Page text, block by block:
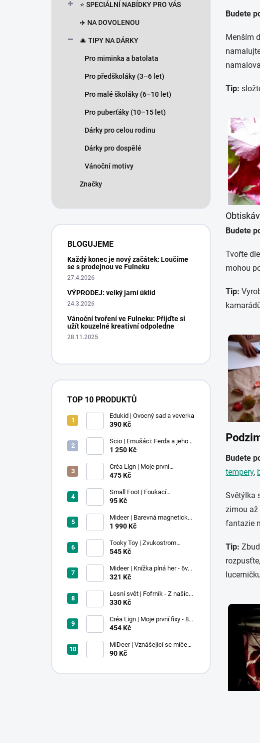
⭐ SPECIÁLNÍ NABÍDKY PRO VÁS
✈️ NA DOVOLENOU
🎄 TIPY NA DÁRKY
Pro miminka a batolata
Pro předškoláky (3–6 let)
Pro malé školáky (6–10 let)
Pro puberťáky (10–15 let)
Dárky pro celou rodinu
Dárky pro dospělé
Vánoční motivy
Značky
BLOGUJEME
Každý konec je nový začátek: Loučíme
se s prodejnou ve Fulneku
27.4.2026
VÝPRODEJ: velký jarní úklid
24.3.2026
Vánoční tvoření ve Fulneku: Přijďte si
užít kouzelné kreativní odpoledne
28.11.2025
TOP 10 PRODUKTŮ
Edukid | Ovocný sad a veverka
390 Kč
Scio | Emušáci: Ferda a jeho
mouchy (1. díl)
1 250 Kč
Créa Lign | Moje první
voskovky - 9 ks
475 Kč
Small Foot | Foukací
lokomotiva s balonkem 1 ks
95 Kč
Mideer | Barevná magnetická
stavebnice - 100 ks
1 990 Kč
Tooky Toy | Zvukostrom
Pastel
545 Kč
Mideer | Knížka plná her - 6v1 -
Dobrodružství v muzeu
321 Kč
Lesní svět | Fofrník - Z našich
lesů
330 Kč
Créa Lign | Moje první fixy - 8
ks
454 Kč
MiDeer | Vznášející se míček -
červený
90 Kč
Budete
Menším
Tip:
Budete
Tvořte
mohou
Tip:
Budete
tempery,
Světýlka
zimou až
fantazie
Tip: